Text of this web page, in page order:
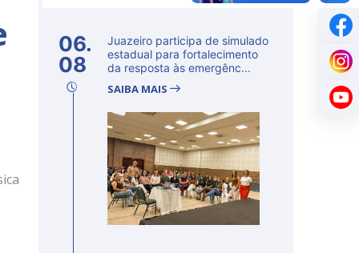
06.
08
Juazeiro participa de simulado
estadual para fortalecimento
da resposta às emergênc...
SAIBA MAIS